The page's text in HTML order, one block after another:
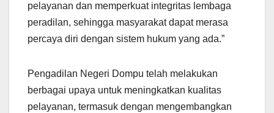
pelayanan dan memperkuat integritas lembaga
peradilan, sehingga masyarakat dapat merasa
percaya diri dengan sistem hukum yang ada.”
Pengadilan Negeri Dompu telah melakukan
berbagai upaya untuk meningkatkan kualitas
pelayanan, termasuk dengan mengembangkan